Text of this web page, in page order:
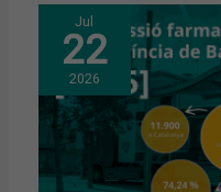
Jul
22
2026